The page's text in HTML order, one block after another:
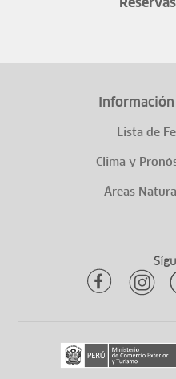
Lista de
Clima y
Áreas